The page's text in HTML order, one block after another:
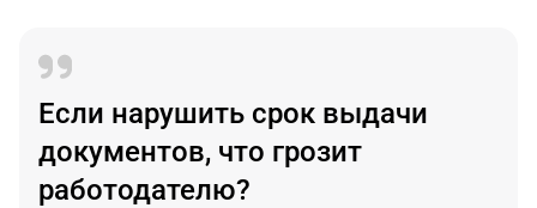
Если нарушить срок выдачи
документов, что грозит
работодателю?